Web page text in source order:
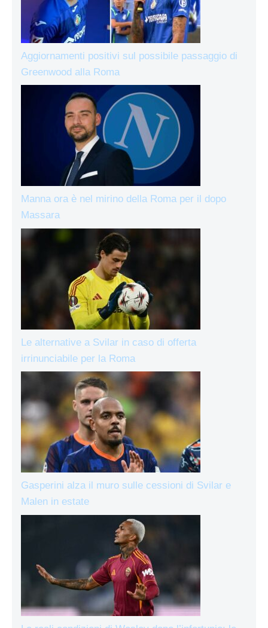
Aggiornamenti positivi sul possibile passaggio di
Greenwood alla Roma
Manna ora è nel mirino della Roma per il dopo
Massara
Le alternative a Svilar in caso di offerta
irrinunciabile per la Roma
Gasperini alza il muro sulle cessioni di Svilar e
Malen in estate